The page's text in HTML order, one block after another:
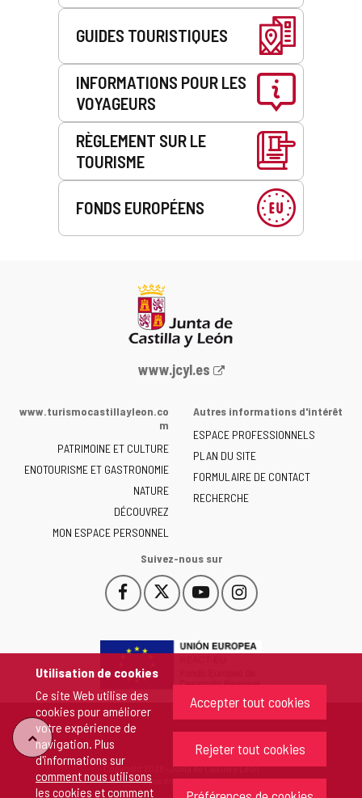
Utilisation de cookies
Ce site Web utilise des
cookies pour améliorer
votre expérience de
navigation. Plus
d'informations sur
comment nous utilisons
les cookies et comment
Accepter tout cookies
Rejeter tout cookies
GUIDES TOURISTIQUES
INFORMATIONS POUR LES
VOYAGEURS
RÈGLEMENT SUR LE
TOURISME
FONDS EUROPÉENS
Portail
la
de
Castilla
y
León
-
www.jcyl.es
www.turismocastillayleon.co
m
PATRIMOINE ET CULTURE
ENOTOURISME ET GASTRONOMIE
NATURE
DÉCOUVREZ
MON ESPACE PERSONNEL
Autres informations d'intérêt
ESPACE PROFESSIONNELS
PLAN DU SITE
FORMULAIRE DE CONTACT
RECHERCHE
Suivez-nous sur
Facebook
Este
enlace
abrirá
una
ventana
nueva.
Este
enlace
abrirá
ventana
nueva.
YouTube
Este
enlace
abrirá
ventana
nueva.
Instagram
Este
enlace
abrirá
ventana
nueva.
"Retour
Copyright 2026 - Junta de Castilla y León
Tous droits réservés